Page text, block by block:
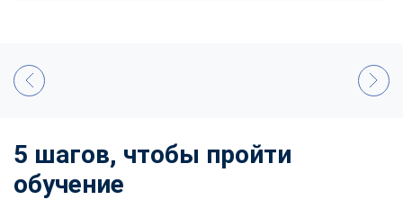
5 шагов, чтобы пройти
обучение